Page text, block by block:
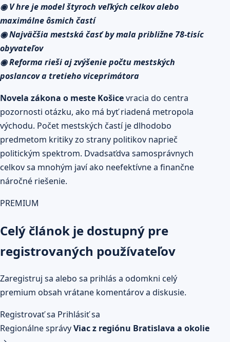
◉ V hre je model štyroch veľkých celkov alebo
maximálne ôsmich častí
◉ Najväčšia mestská časť by mala približne 78-tisíc
obyvateľov
◉ Reforma rieši aj zvýšenie počtu mestských
poslancov a tretieho viceprimátora
Novela zákona o meste Košicevracia do centra
pozornosti otázku, ako má byť riadená metropola
východu. Počet mestských častí je dlhodobo
predmetom kritiky zo strany politikov naprieč
politickým spektrom. Dvadsaťdva samosprávnych
celkov sa mnohým javí ako neefektívne a finančne
náročné riešenie.
PREMIUM
Celý článok je dostupný pre
registrovaných používateľov
Zaregistruj sa alebo sa prihlás a odomkni celý
premium obsah vrátane komentárov a diskusie.
Registrovať sa Prihlásiť sa
Regionálne správyViac z regiónu Bratislava a okolie